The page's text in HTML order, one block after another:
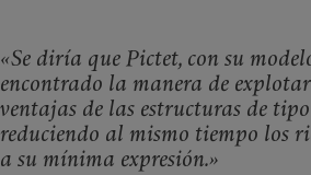
«Se diría que Pictet, con su
encontrado la manera de
ventajas de las estructuras de
reduciendo al mismo tiempo los
a su mínima expresión.»